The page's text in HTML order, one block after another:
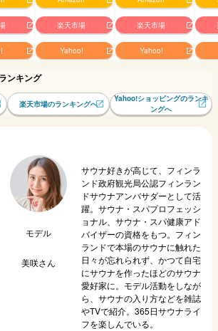
楽天市場
Yahoo!
楽天市場
Yahoo!
ンキング
楽天市場のランキングへ
Yahoo!ショッピングのランキ
ングへ
モデル
美咲さん
サウナ好きが高じて、フィンラ
ンド政府観光局公認フィンラン
ドサウナアンバサダーとして活
躍。サウナ・スパプロフェッシ
ョナル、サウナ・スパ健康アド
バイザーの資格をもつ。フィン
ランドで本場のサウナに触れた
日々が忘れられず、かつて自宅
にサウナを作ったほどのサウナ
愛好家に。モデル活動をしなが
ら、サウナの入り方などを雑誌
やTVで紹介。365日サウナライ
フを楽しんでいる。